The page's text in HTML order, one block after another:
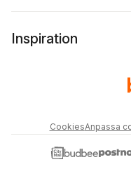
Inspiration
CookiesAnpassa